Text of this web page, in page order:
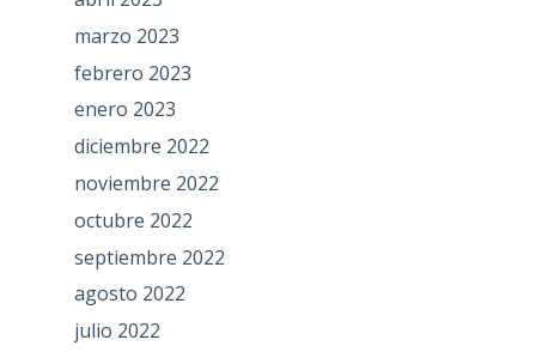
marzo 2023
febrero 2023
enero 2023
diciembre 2022
noviembre 2022
octubre 2022
septiembre 2022
agosto 2022
julio 2022